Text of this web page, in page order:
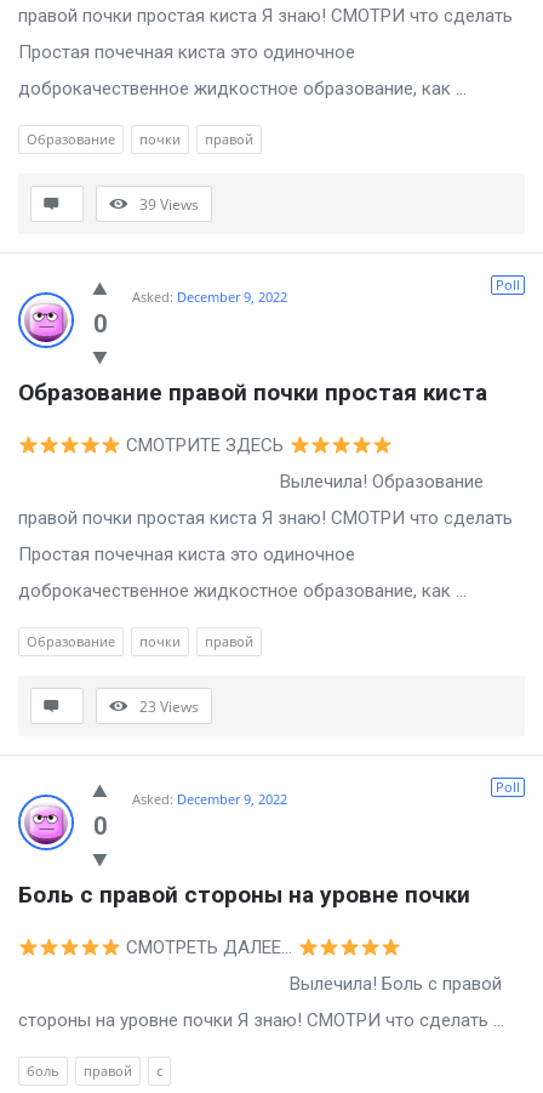
правой почки простая киста Я знаю! СМОТРИ что сделать
Простая почечная киста это одиночное
доброкачественное жидкостное образование, как ...
Образование почки правой
39Views
0
Poll
Asked: December 9, 2022
Образование правой почки простая киста
СМОТРИТЕ ЗДЕСЬ
Вылечила! Образование
правой почки простая киста Я знаю! СМОТРИ что сделать
Простая почечная киста это одиночное
доброкачественное жидкостное образование, как ...
Образование почки правой
23 Views
0
Poll
Asked: December 9, 2022
Боль с правой стороны на уровне почки
СМОТРЕТЬ ДАЛЕЕ…
Вылечила! Боль с правой
стороны на уровне почки Я знаю! СМОТРИ что сделать ...
боль правой с